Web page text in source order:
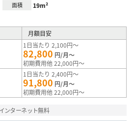
面積 19m²
月額目安
1日当たり 2,100円～
82,800 円/月～
初期費用他 22,000円～
1日当たり 2,400円～
91,800 円/月～
初期費用他 22,000円～
インターネット無料